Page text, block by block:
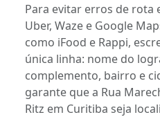
Para evitar erros de rota
Uber, Waze e Google
como iFood e Rappi,
única linha: nome do
complemento, bairro e
garante que a Rua
Ritz em Curitiba seja